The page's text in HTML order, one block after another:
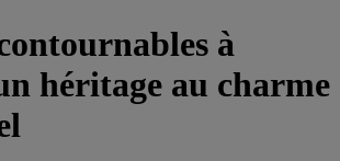
à
héritage au charme